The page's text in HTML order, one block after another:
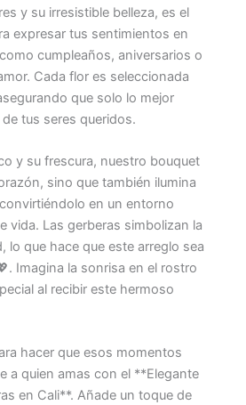
y su irresistible belleza, es el
expresar tus sentimientos en
cumpleaños, aniversarios o
Cada flor es seleccionada
que solo lo mejor
tus seres queridos.
y su frescura, nuestro bouquet
sino que también ilumina
en un entorno
vida. Las gerberas simbolizan la
lo que hace que este arreglo sea
Imagina la sonrisa en el rostro
al recibir este hermoso
hacer que esos momentos
a quien amas con el **Elegante
en Cali**. Añade un toque de